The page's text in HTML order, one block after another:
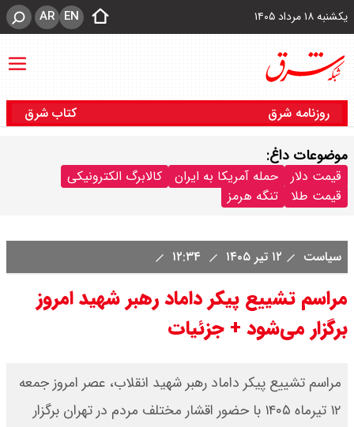
یکشنبه ۱۸ مرداد ۱۴۰۵ EN
AR
روزنامه شرق کتاب شرق
موضوعات داغ:
قیمت دلار حمله آمریکا به ایران
کالابرگ الکترونیکی
قیمت طلا
تنگه هرمز
سیاست ۱۲ تیر ۱۴۰۵
مراسم تشییع پیکر داماد رهبر شهید امروز
برگزار می‌شود + جزئیات
مراسم تشییع پیکر داماد رهبر شهید انقلاب، عصر امروز جمعه
۱۲ تیرماه ۱۴۰۵ با حضور اقشار مختلف مردم در تهران برگزار